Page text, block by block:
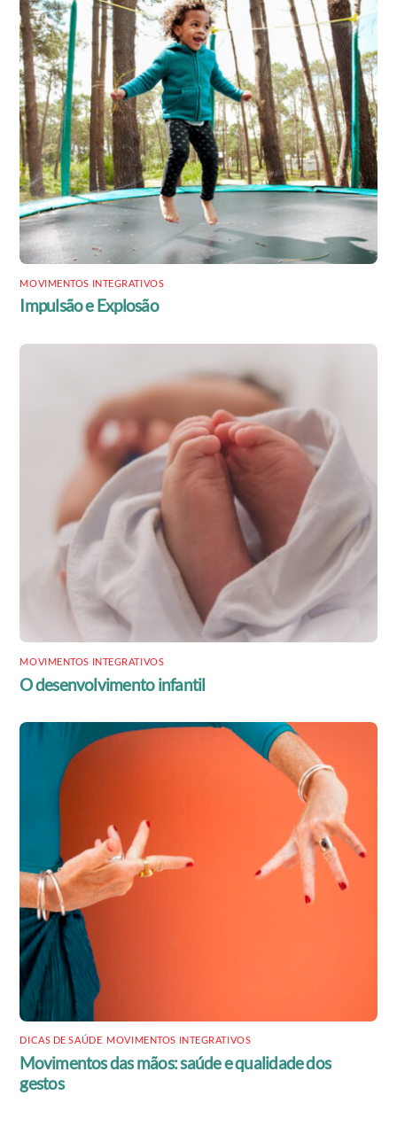
MOVIMENTOS INTEGRATIVOS
Impulsão e Explosão
MOVIMENTOS INTEGRATIVOS
O desenvolvimento infantil
DICAS DE SAÚDE MOVIMENTOS INTEGRATIVOS
Movimentos das mãos: saúde e qualidade dos
gestos